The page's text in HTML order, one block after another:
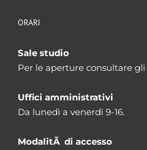
ORARI
Sale studio
Per le aperture consultare gli
Uffici amministrativi
Da lunedì a venerdì 9-16.
ModalitÃ di accesso